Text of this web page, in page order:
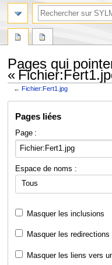
Pages qui
«
←Fichier:Fert1.jpg
navigation
recherche
Pages liées
Page :
Espace de noms :
Tous
Masquer les inclusions
Masquer les redirections
Masquer les liens vers